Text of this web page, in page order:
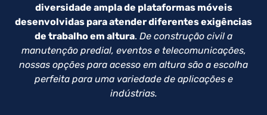
diversidade ampla de plataformas móveis
desenvolvidas para atender diferentes exigências
de trabalho em altura. De construção civil a
manutenção predial, eventos e telecomunicações,
nossas opções para acesso em altura são a escolha
perfeita para uma variedade de aplicações e
indústrias.